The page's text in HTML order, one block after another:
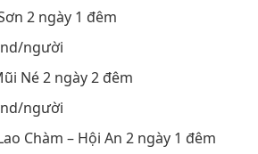
2 ngày 1 đêm
người
Né 2 ngày 2 đêm
người
Chàm – Hội An 2 ngày 1 đêm